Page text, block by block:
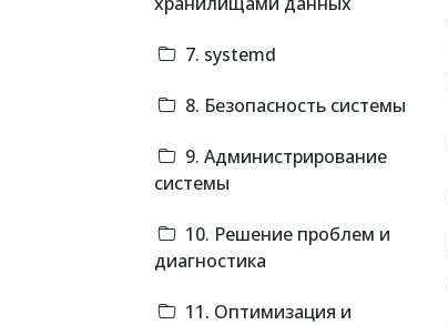
7. systemd
8. Безопасность системы
9. Администрирование
системы
10. Решение проблем и
диагностика
11. Оптимизация и